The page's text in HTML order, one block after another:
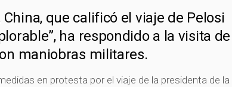
que calificó el viaje de Pelosi
ha respondido a la visita de
maniobras militares.
en protesta por el viaje de la presidenta de la